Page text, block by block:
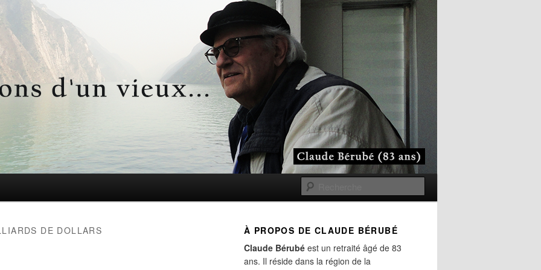
vieux…
DE DOLLARS
À PROPOS DE CLAUDE BÉRUBÉ
Claude Bérubé est un retraité âgé de 83
ans. Il réside dans la région de la